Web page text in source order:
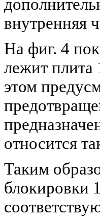
внутренняя
На фиг. 4
лежит
этом
относится
Таким
блокировки